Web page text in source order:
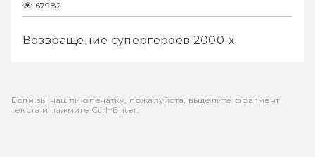
67982
Возвращение супергероев 2000-х.
Если вы нашли опечатку, пожалуйста, выделите фрагмент
текста и нажмите Ctrl+Enter.